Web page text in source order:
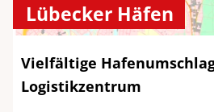
Lübecker Häfen
Vielfältige
Logistikzentrum